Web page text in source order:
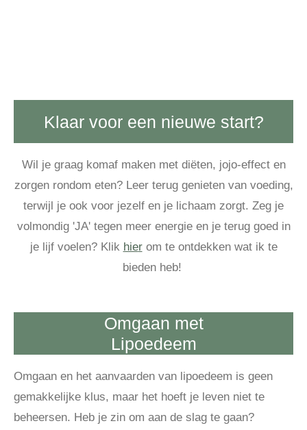
Klaar voor een nieuwe start?
Wil je graag komaf maken met diëten, jojo-effect en
zorgen rondom eten? Leer terug genieten van voeding,
terwijl je ook voor jezelf en je lichaam zorgt. Zeg je
volmondig 'JA' tegen meer energie en je terug goed in
je lijf voelen? Klik hierom te ontdekken wat ik te
bieden heb!
Omgaan met
Lipoedeem
Omgaan en het aanvaarden van lipoedeem is geen
gemakkelijke klus, maar het hoeft je leven niet te
beheersen. Heb je zin om aan de slag te gaan?